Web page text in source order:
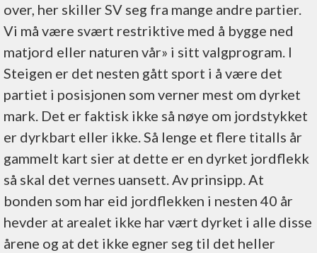
over, her skiller SV seg fra mange andre partier.
Vi må være svært restriktive med å bygge ned
matjord eller naturen vår» i sitt valgprogram. I
Steigen er det nesten gått sport i å være det
partiet i posisjonen som verner mest om dyrket
mark. Det er faktisk ikke så nøye om jordstykket
er dyrkbart eller ikke. Så lenge et flere titalls år
gammelt kart sier at dette er en dyrket jordflekk
så skal det vernes uansett. Av prinsipp. At
bonden som har eid jordflekken i nesten 40 år
hevder at arealet ikke har vært dyrket i alle disse
årene og at det ikke egner seg til det heller